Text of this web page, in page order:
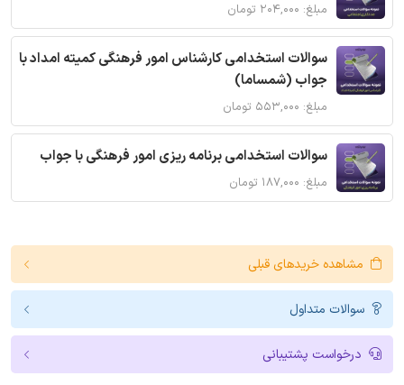
مبلغ: ۲۰۴,۰۰۰ تومان
سوالات استخدامی کارشناس امور فرهنگی کمیته امداد با
جواب (شمساما)
مبلغ: ۵۵۳,۰۰۰ تومان
سوالات استخدامی برنامه ریزی امور فرهنگی با جواب
مبلغ: ۱۸۷,۰۰۰ تومان
مشاهده خریدهای قبلی
سوالات متداول
درخواست پشتیبانی